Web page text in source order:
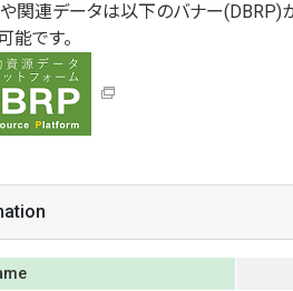
関連データは以下のバナー(DBRP)か
能です。